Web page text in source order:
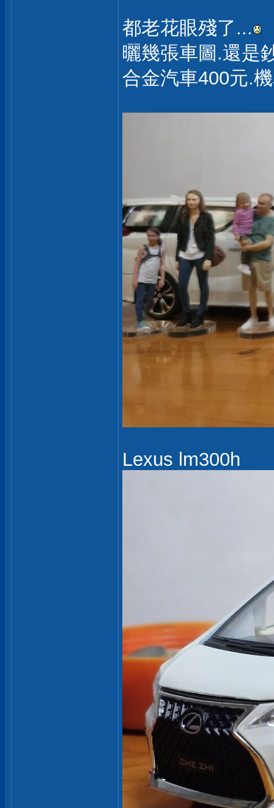
都老花眼殘了...
曬幾張車圖.還是
合金汽車400元.
Lexus lm300h